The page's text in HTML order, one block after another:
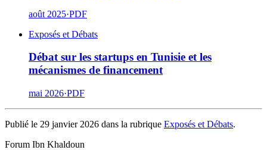
août 2025·PDF
Exposés et Débats
Débat sur les startups en Tunisie et les
mécanismes de financement
mai 2026·PDF
Publié le 29 janvier 2026 dans la rubrique Exposés et Débats.
Forum Ibn Khaldoun